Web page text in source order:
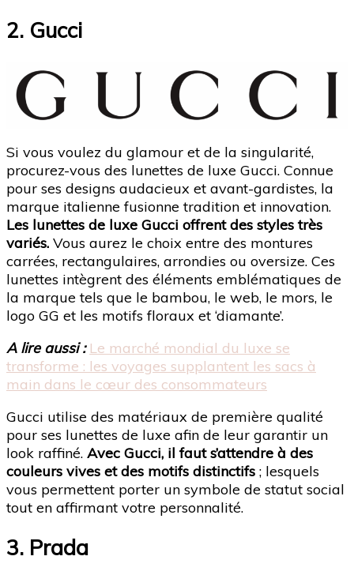
2. Gucci
Si vous voulez du glamour et de la singularité,
procurez-vous des lunettes de luxe Gucci. Connue
pour ses designs audacieux et avant-gardistes, la
marque italienne fusionne tradition et innovation.
Les lunettes de luxe Gucci offrent des styles très
variés. Vous aurez le choix entre des montures
carrées, rectangulaires, arrondies ou oversize. Ces
lunettes intègrent des éléments emblématiques de
la marque tels que le bambou, le web, le mors, le
logo GG et les motifs floraux et ‘diamante’.
A lire aussi : Le marché mondial du luxe se
transforme : les voyages supplantent les sacs à
main dans le cœur des consommateurs
Gucci utilise des matériaux de première qualité
pour ses lunettes de luxe afin de leur garantir un
look raffiné. Avec Gucci, il faut s’attendre à des
couleurs vives et des motifs distinctifs ; lesquels
vous permettent porter un symbole de statut social
tout en affirmant votre personnalité.
3. Prada